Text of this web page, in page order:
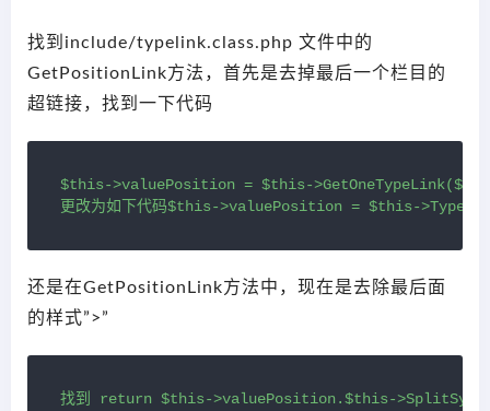
找到include/typelink.class.php 文件中的
GetPositionLink方法，首先是去掉最后一个栏目的
超链接，找到一下代码
$this->valuePosition = $this-
更改为如下代码$this->valuePosition = $this-
还是在GetPositionLink方法中，现在是去除最后面
的样式”>”
找到 return $this->valuePosition.$this-